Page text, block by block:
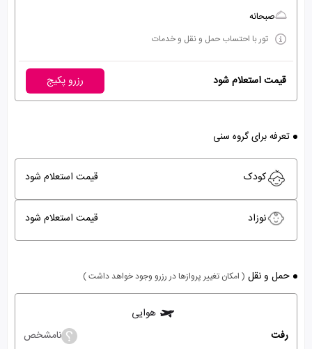
صبحانه
تور با احتساب حمل و نقل و خدمات
قیمت استعلام شود رزرو پکیج
تعرفه برای گروه سنی
کودک قیمت استعلام شود
نوزاد قیمت استعلام شود
حمل و نقل ( امکان تغییر پروازها در رزرو وجود خواهد داشت )
هوایی
رفت
نامشخص